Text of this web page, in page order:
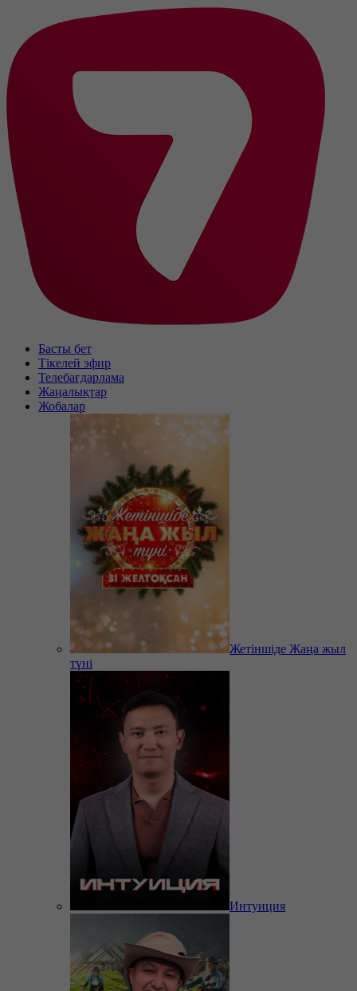
Басты бет
Тікелей эфир
Телебағдарлама
Жаңалықтар
Жобалар
Жетіншіде Жаңа жыл
түні
Интуиция